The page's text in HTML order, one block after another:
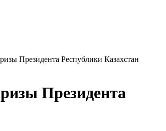
Президента Республики Казахстан
Президента